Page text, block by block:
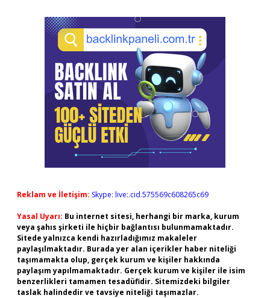
Reklam ve İletişim: Skype: live:.cid.575569c608265c69
Yasal Uyarı: Bu internet sitesi, herhangi bir marka, kurum
veya şahıs şirketi ile hiçbir bağlantısı bulunmamaktadır.
Sitede yalnızca kendi hazırladığımız makaleler
paylaşılmaktadır. Burada yer alan içerikler haber niteliği
taşımamakta olup, gerçek kurum ve kişiler hakkında
paylaşım yapılmamaktadır. Gerçek kurum ve kişiler ile isim
benzerlikleri tamamen tesadüfidir. Sitemizdeki bilgiler
taslak halindedir ve tavsiye niteliği taşımazlar.